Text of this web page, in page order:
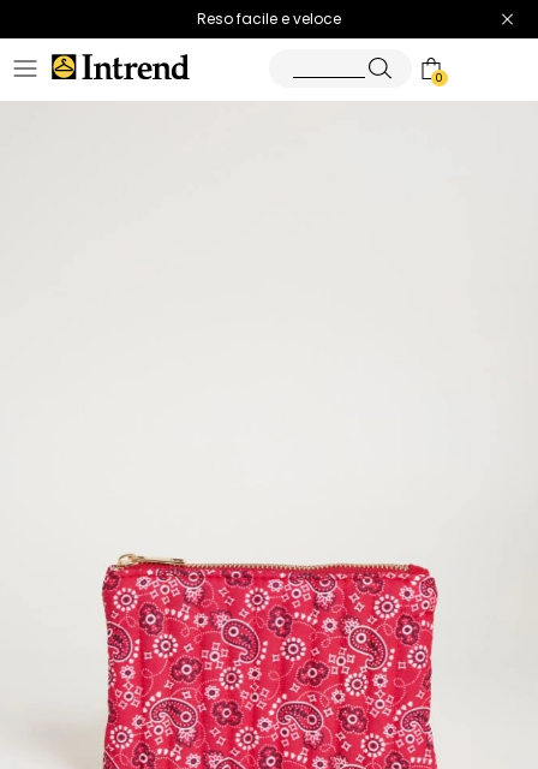
Spedizione gratuita
Reso facile e veloce
0